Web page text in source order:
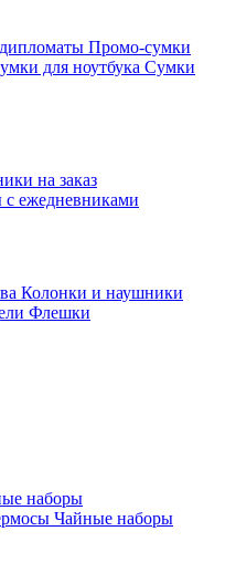
Промо-сумки
для ноутбука Сумки
на заказ
ежедневниками
Колонки и наушники
Флешки
наборы
Чайные наборы